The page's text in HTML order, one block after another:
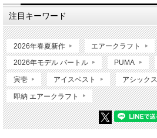
注目キーワード
2026年春夏新作 エアークラフト
2026年モデル バートル PUMA
寅壱 アイスベスト アシックス
即納 エアークラフト